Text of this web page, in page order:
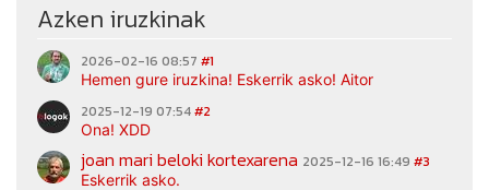
Azken iruzkinak
2026-02-16 08:57 #1
Hemen gure iruzkina! Eskerrik asko! Aitor
2025-12-19 07:54#2
Ona! XDD
joan mari beloki kortexarena 2025-12-16 16:49 #3
Eskerrik asko.